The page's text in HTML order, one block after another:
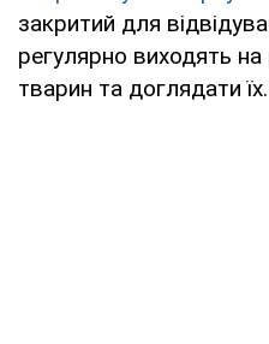
закритий для
регулярно виходять
тварин та доглядати їх.